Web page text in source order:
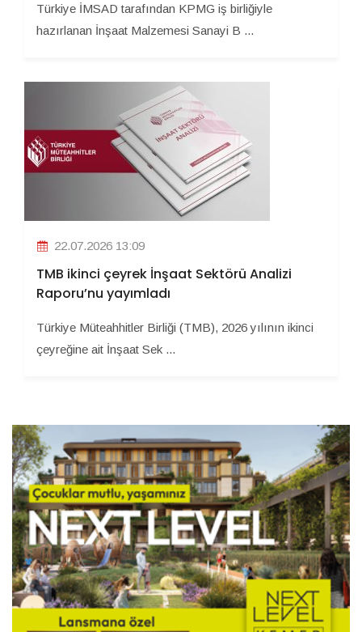
Türkiye İMSAD tarafından KPMG iş birliğiyle
hazırlanan İnşaat Malzemesi Sanayi B ...
22.07.2026 13:09
TMB ikinci çeyrek İnşaat Sektörü Analizi
Raporu’nu yayımladı
Türkiye Müteahhitler Birliği (TMB), 2026 yılının ikinci
çeyreğine ait İnşaat Sek ...